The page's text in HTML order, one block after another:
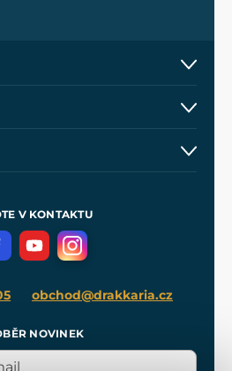
Come
V KONTAKTU
obchod@drakkaria.cz
NOVINEK